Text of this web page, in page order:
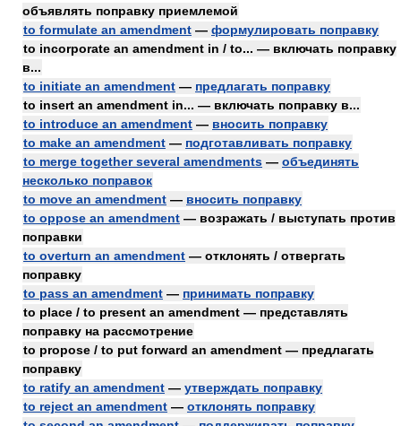
объявлять поправку приемлемой
to formulate an amendment — формулировать поправку
to incorporate an amendment in / to... — включать поправку
в...
to initiate an amendment — предлагать поправку
to insert an amendment in... — включать поправку в...
to introduce an amendment — вносить поправку
to make an amendment — подготавливать поправку
to merge together several amendments — объединять
несколько поправок
to move an amendment — вносить поправку
to oppose an amendment — возражать / выступать против
поправки
to overturn an amendment — отклонять / отвергать
поправку
to pass an amendment — принимать поправку
to place / to present an amendment — представлять
поправку на рассмотрение
to propose / to put forward an amendment — предлагать
поправку
to ratify an amendment — утверждать поправку
to reject an amendment — отклонять поправку